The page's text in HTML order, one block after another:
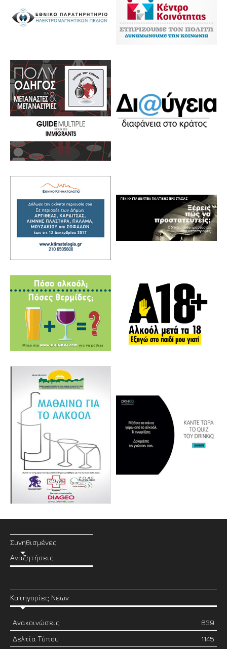
Συνηθισμένες
Αναζητήσεις
Κατηγορίες Νέων
Ανακοινώσεις
639
Δελτία Τύπου
1145